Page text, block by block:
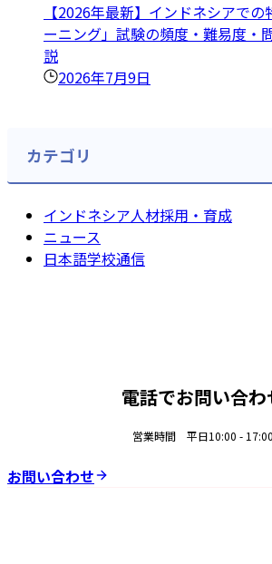
【2026年最新】インドネシアで
ーニング」試験の頻度・難易度・
説
2026年7月9日
カテゴリ
インドネシア人材採用・育成
ニュース
日本語学校通信
電話でお問い合わ
営業時間 平日10:00 - 17:00
お問い合わせ